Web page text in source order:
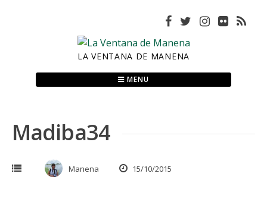
LA VENTANA DE MANENA
MENU
Madiba34
Manena 15/10/2015